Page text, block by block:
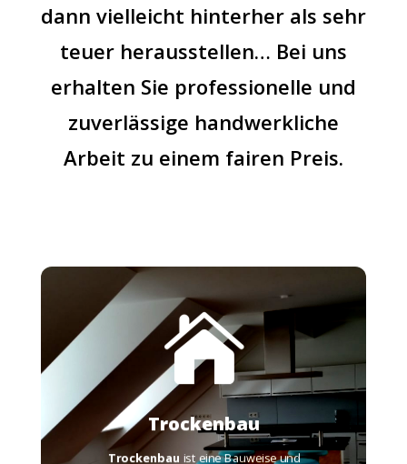
dann vielleicht hinterher als sehr
teuer herausstellen… Bei uns
erhalten Sie professionelle und
zuverlässige handwerkliche
Arbeit zu einem fairen Preis.

Trockenbau
Trockenbau ist eine Bauweise und
Trockenbau
Trockenbauist eine Bauweise und
Raumumgestaltungstechnik, bei der keine
klassischen “feuchten” Baumaterialien wie
Mörtel und Beton verwendet werden.
Mehr Info